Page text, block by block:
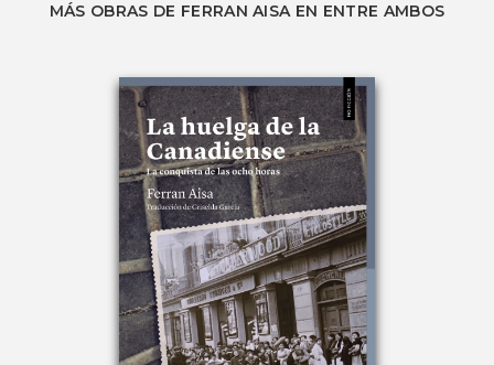
MÁS OBRAS DE FERRAN AISA EN ENTRE AMBOS